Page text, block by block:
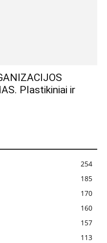
Plastikiniai ir
254
185
170
160
157
113